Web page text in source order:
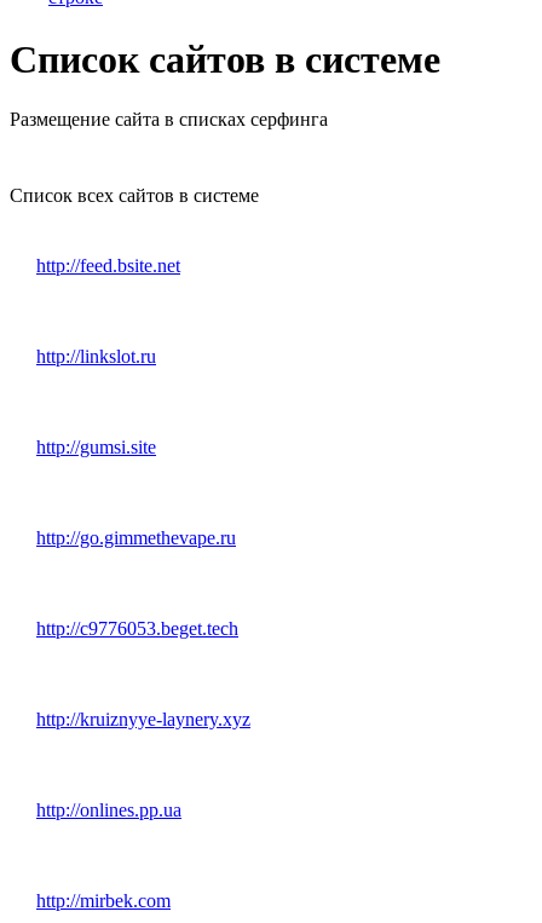
Список сайтов в системе
Размещение сайта в списках серфинга
Список всех сайтов в системе
http://feed.bsite.net
http://linkslot.ru
http://gumsi.site
http://go.gimmethevape.ru
http://c9776053.beget.tech
http://kruiznyye-laynery.xyz
http://onlines.pp.ua
http://mirbek.com